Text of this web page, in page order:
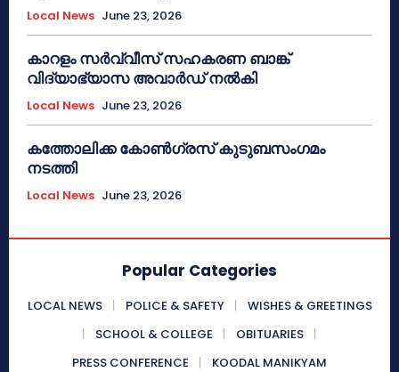
Local News June 23, 2026
കാറളം സർവ്വീസ് സഹകരണ ബാങ്ക്
വിദ്യാഭ്യാസ അവാർഡ് നൽകി
Local News June 23, 2026
കത്തോലിക്ക കോൺഗ്രസ് കുടുബസംഗമം
നടത്തി
Local News June 23, 2026
Popular Categories
LOCAL NEWS POLICE & SAFETY
WISHES & GREETINGS
SCHOOL & COLLEGE
OBITUARIES
PRESS CONFERENCE
KOODAL MANIKYAM